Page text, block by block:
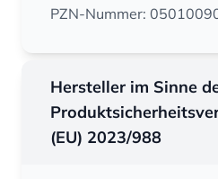
PZN-Nummer:
Hersteller im Sinne
(EU) 2023/988